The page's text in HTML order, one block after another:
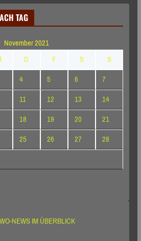
TAG
November 2021
D F S
S
4 5 6
7
11 12 13
14
18 19 20
21
25 26 27
28
NEWS IM ÜBERBLICK